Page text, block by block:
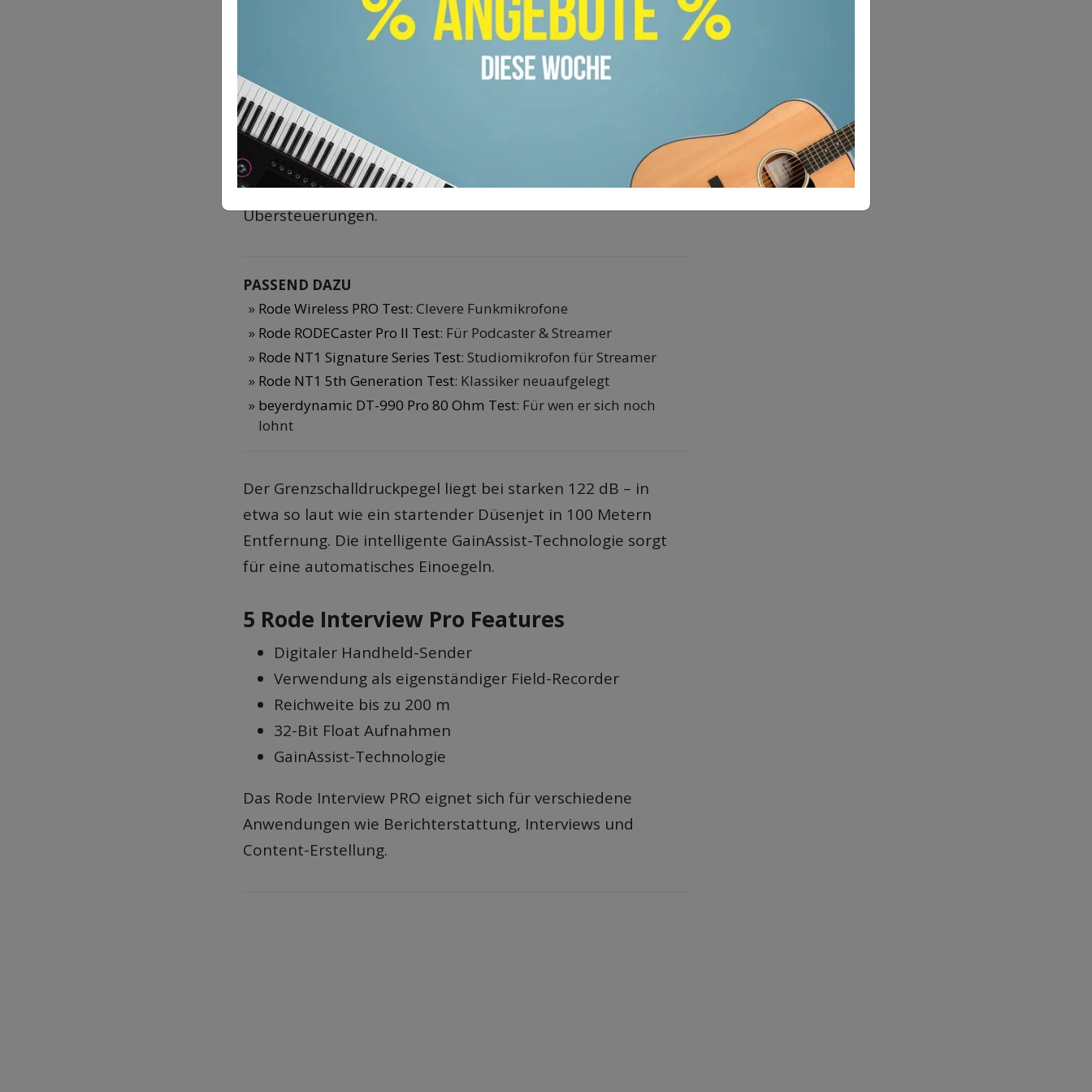
Mikrofon aufnehmen. Der interne Speicher bietet Platz für
über 40 Stunden Aufnahmen. Bei Verwendung von 32-Bit
Das Rode Interview PRO kann als eigenständiger Field
Recorder verwendet werden. Dabei erfolgen die Aufnahmen
unkomprimiert im hochauflösenden WAV-Format mit 32-Bit
Float Audio. Letzteres verhindert Clipping und
Übersteuerungen.
PASSEND DAZU
Rode Wireless PRO Test: Clevere Funkmikrofone
Rode RODECaster Pro II Test: Für Podcaster & Streamer
Rode NT1 Signature Series Test: Studiomikrofon für Streamer
Rode NT1 5th Generation Test: Klassiker neuaufgelegt
beyerdynamic DT-990 Pro 80 Ohm Test: Für wen er sich noch
lohnt
Der Grenzschalldruckpegel liegt bei starken 122 dB – in
etwa so laut wie ein startender Düsenjet in 100 Metern
Entfernung. Die intelligente GainAssist-Technologie sorgt
für eine automatisches Einoegeln.
5 Rode Interview Pro Features
Digitaler Handheld-Sender
Verwendung als eigenständiger Field-Recorder
Reichweite bis zu 200 m
32-Bit Float Aufnahmen
GainAssist-Technologie
Das Rode Interview PRO eignet sich für verschiedene
Anwendungen wie Berichterstattung, Interviews und
Content-Erstellung.